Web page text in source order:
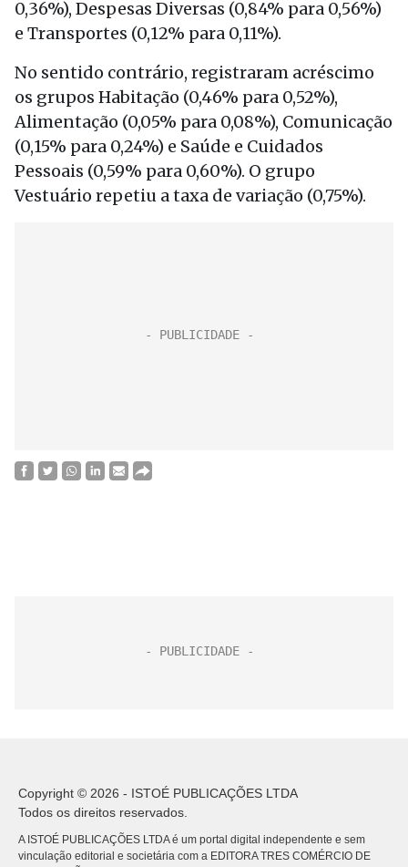
0,36%), Despesas Diversas (0,84% para 0,56%)
e Transportes (0,12% para 0,11%).
No sentido contrário, registraram acréscimo
os grupos Habitação (0,46% para 0,52%),
Alimentação (0,05% para 0,08%), Comunicação
(0,15% para 0,24%) e Saúde e Cuidados
Pessoais (0,59% para 0,60%). O grupo
Vestuário repetiu a taxa de variação (0,75%).
Copyright © 2026 - ISTOÉ PUBLICAÇÕES LTDA
Todos os direitos reservados.
A ISTOÉ PUBLICAÇÕES LTDA é um portal digital independente e sem
vinculação editorial e societária com a EDITORA TRES COMÉRCIO DE